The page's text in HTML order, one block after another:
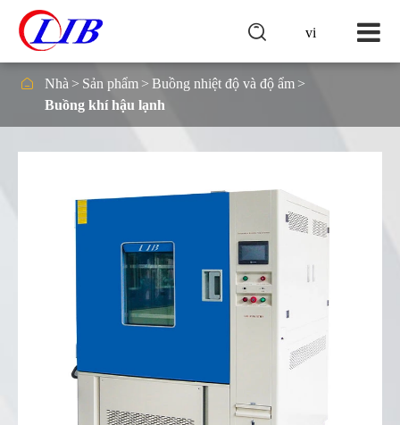
vi

 Nhà Sản phẩm
Buồng nhiệt độ và độ ẩm
Buồng khí hậu lạnh